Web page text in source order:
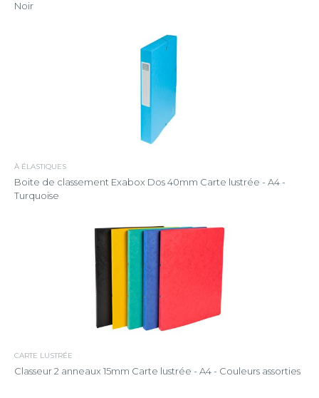
Noir
À ÉLASTIQUES
Boite de classement Exabox Dos 40mm Carte lustrée - A4 -
Turquoise
CARTE LUSTRÉE
Classeur 2 anneaux 15mm Carte lustrée - A4 - Couleurs assorties